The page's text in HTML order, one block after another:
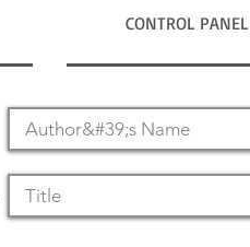
CONTROL PANEL